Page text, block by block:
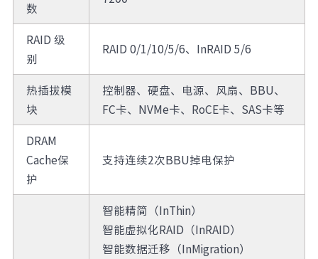
数
RAID 级
别
RAID 0/1/10/5/6、InRAID 5/6
热插拔模
块
控制器、硬盘、电源、风扇、BBU、
FC卡、NVMe卡、RoCE卡、SAS卡等
DRAM
Cache保
护
支持连续2次BBU掉电保护
智能精简（InThin）
智能虚拟化RAID（InRAID）
智能数据迁移（InMigration）